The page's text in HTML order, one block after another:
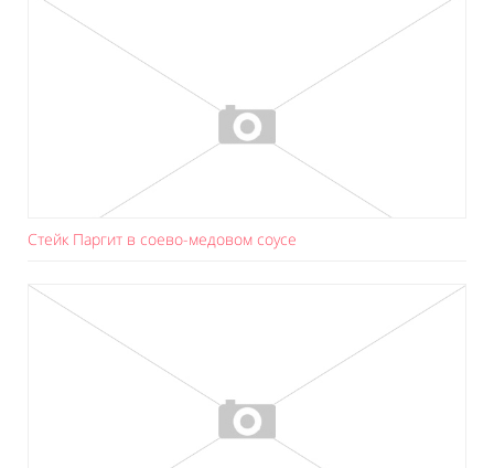
Стейк Паргит в соево-медовом соусе